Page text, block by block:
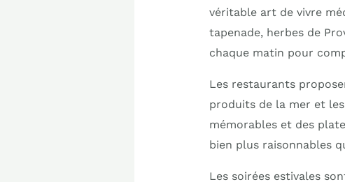
véritable art de vivre
tapenade, herbes de
chaque matin pour
Les restaurants
produits de la mer et
mémorables et des
bien plus raisonnables
Les soirées estivales